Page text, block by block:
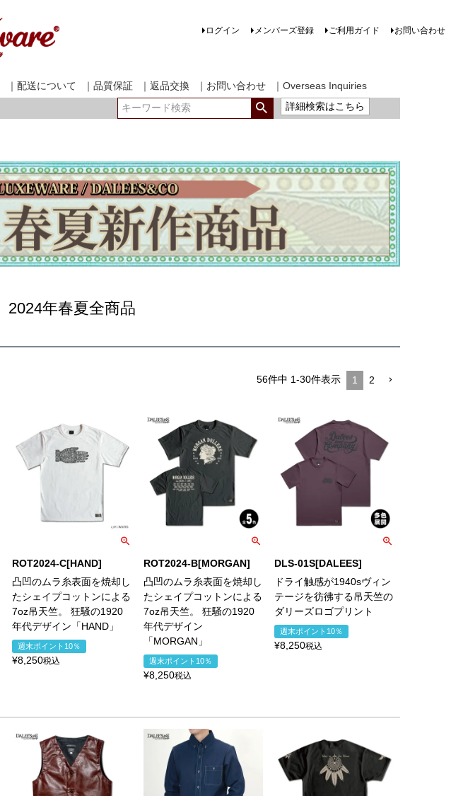
ログイン メンバーズ登録 ご利用ガイド お問い合わせ
｜配送について ｜品質保証 ｜返品交換 ｜お問い合わせ
｜Overseas Inquiries
詳細検索はこちら
2024年春夏全商品
56件中 1-30件表示 1 2
ROT2024-C[HAND]
凸凹のムラ糸表面を焼却し
たシェイプコットンによる
7oz吊天竺。 狂騒の1920
年代デザイン「HAND」
週末ポイント10％
¥8,250税込
ROT2024-B[MORGAN]
凸凹のムラ糸表面を焼却し
たシェイプコットンによる
7oz吊天竺。 狂騒の1920
年代デザイン
「MORGAN」
週末ポイント10％
¥8,250税込
DLS-01S[DALEES]
ドライ触感が1940sヴィン
テージを彷彿する吊天竺の
ダリーズロゴプリント
週末ポイント10％
¥8,250税込